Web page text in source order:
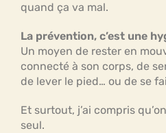
quand ça va mal.
La prévention, c’est une
Un moyen de rester en
connecté à son corps, de
de lever le pied… ou de se
Et surtout, j’ai compris
seul.